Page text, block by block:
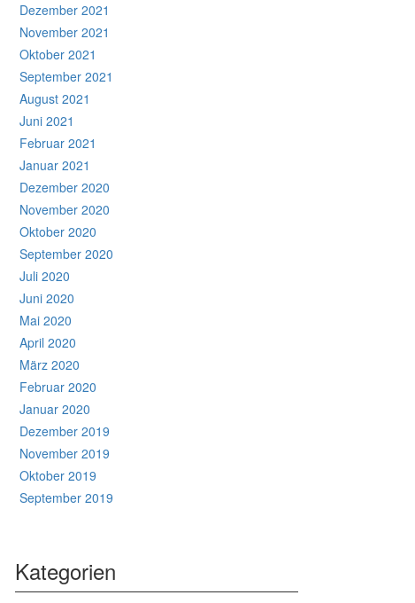
Dezember 2021
November 2021
Oktober 2021
September 2021
August 2021
Juni 2021
Februar 2021
Januar 2021
Dezember 2020
November 2020
Oktober 2020
September 2020
Juli 2020
Juni 2020
Mai 2020
April 2020
März 2020
Februar 2020
Januar 2020
Dezember 2019
November 2019
Oktober 2019
September 2019
Kategorien